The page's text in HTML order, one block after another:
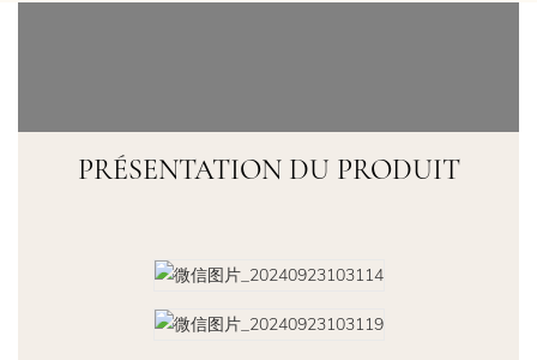
PRÉSENTATION DU PRODUIT